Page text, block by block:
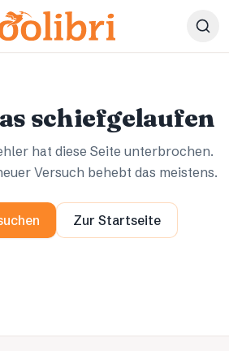
schiefgelaufen
hat diese Seite unterbrochen.
Versuch behebt das meistens.
Zur Startseite